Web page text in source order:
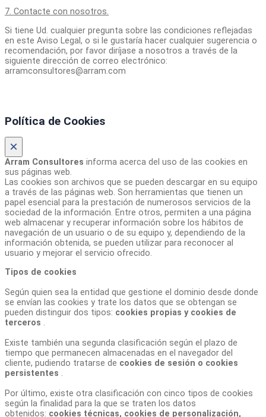
7. Contacte con nosotros.
Si tiene Ud. cualquier pregunta sobre las condiciones reflejadas
en este Aviso Legal, o si le gustaría hacer cualquier sugerencia o
recomendación, por favor diríjase a nosotros a través de la
siguiente dirección de correo electrónico:
arramconsultores@arram.com
Política de Cookies
×
Arram Consultores informa acerca del uso de las cookies en
sus páginas web.
Las cookies son archivos que se pueden descargar en su equipo
a través de las páginas web. Son herramientas que tienen un
papel esencial para la prestación de numerosos servicios de la
sociedad de la información. Entre otros, permiten a una página
web almacenar y recuperar información sobre los hábitos de
navegación de un usuario o de su equipo y, dependiendo de la
información obtenida, se pueden utilizar para reconocer al
usuario y mejorar el servicio ofrecido.
Tipos de cookies
Según quien sea la entidad que gestione el dominio desde donde
se envían las cookies y trate los datos que se obtengan se
pueden distinguir dos tipos: cookies propias y cookies de
terceros .
Existe también una segunda clasificación según el plazo de
tiempo que permanecen almacenadas en el navegador del
cliente, pudiendo tratarse de cookies de sesión o cookies
persistentes .
Por último, existe otra clasificación con cinco tipos de cookies
según la finalidad para la que se traten los datos
obtenidos: cookies técnicas, cookies de personalización,